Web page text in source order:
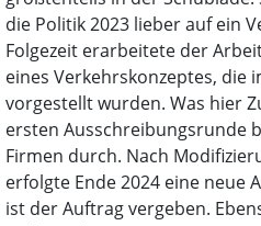
die Politik 2023 lieber auf ein
Folgezeit erarbeitete der
eines Verkehrskonzeptes, die
vorgestellt wurden. Was hier
ersten Ausschreibungsrunde
Firmen durch. Nach
erfolgte Ende 2024 eine neue
ist der Auftrag vergeben.